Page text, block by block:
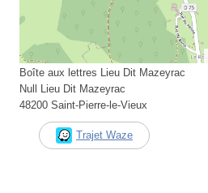
Boîte aux lettres Lieu Dit Mazeyrac
Null Lieu Dit Mazeyrac
48200 Saint-Pierre-le-Vieux
Trajet Waze